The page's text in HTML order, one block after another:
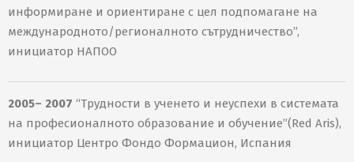
информиране и ориентиране с цел подпомагане на
международното/регионалното сътрудничество”,
инициатор НАПОО
2005– 2007 “Трудности в ученето и неуспехи в системата
на професионалното образование и обучение”(Red Aris),
инициатор Центро Фондо Формацион, Испания